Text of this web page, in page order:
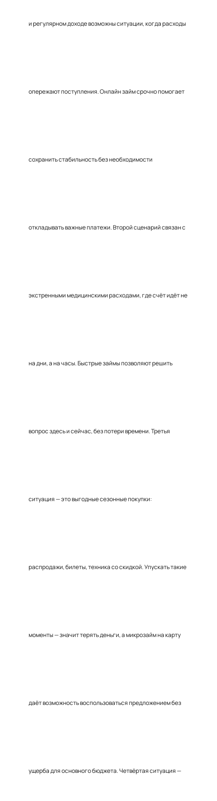
и регулярном доходе возможны ситуации, когда расходы
опережают поступления. Онлайн займ срочно помогает
сохранить стабильность без необходимости
откладывать важные платежи. Второй сценарий связан с
экстренными медицинскими расходами, где счёт идёт не
на дни, а на часы. Быстрые займы позволяют решить
вопрос здесь и сейчас, без потери времени. Третья
ситуация — это выгодные сезонные покупки:
распродажи, билеты, техника со скидкой. Упускать такие
моменты — значит терять деньги, а микрозайм на карту
даёт возможность воспользоваться предложением без
ущерба для основного бюджета. Четвёртая ситуация —